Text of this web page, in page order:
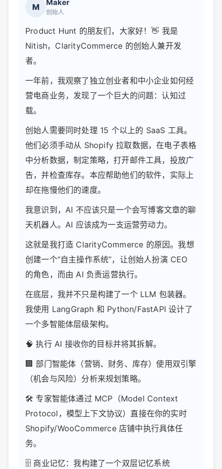
M Maker
创始人
Product Hunt 的朋友们，大家好！👋 我是
Nitish，ClarityCommerce 的创始人兼开发
者。
一年前，我观察了独立创业者和中小企业如何经
营电商业务，发现了一个巨大的问题：认知过
载。
创始人需要同时处理 15 个以上的 SaaS 工具。
他们必须手动从 Shopify 拉取数据，在电子表格
中分析数据，制定策略，打开邮件工具，投放广
告，并检查库存。本应帮助他们的软件，实际上
却在拖慢他们的速度。
我意识到，AI 不应该只是一个会写博客文章的聊
天机器人。AI 应该成为一支运营劳动力。
这就是我打造 ClarityCommerce 的原因。我想
创建一个“自主操作系统”，让创始人扮演 CEO
的角色，而由 AI 负责运营执行。
在底层，我并不只是构建了一个 LLM 包装器。
我使用 LangGraph 和 Python/FastAPI 设计了
一个多智能体层级架构。
🧠 执行 AI 接收你的目标并将其拆解。
🏢 部门智能体（营销、财务、库存）使用双引擎
（机会与风险）分析来规划策略。
🛠️ 专家智能体通过 MCP（Model Context
Protocol，模型上下文协议）直接在你的实时
Shopify/WooCommerce 店铺中执行具体任
务。
🗄️ 商业记忆：我构建了一个双层记忆系统